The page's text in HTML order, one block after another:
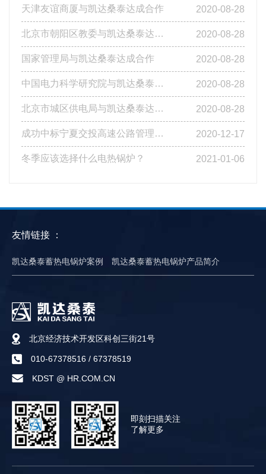
天津友谊商厦与凯达桑泰达成合作 2020-08-28
北京市朝阳区教委与凯达桑泰达成合作 2020-08-28
国家管理局与凯达桑泰达成合作 2020-08-28
中国电力科学研究院与凯达桑泰达成合作 2020-08-28
北京市城区供电局与凯达桑泰达成合作 2020-08-28
成功中标宁夏交投高速公路管理有限公司基层站点燃煤改造工程第四标段 2020-12-17
冬季应该选择什么电热锅炉？ 2021-01-06
友情链接 ：
凯达桑泰蓄热电锅炉案例 凯达桑泰蓄热电锅炉产品简介
北京经济技术开发区科创三街21号
010-67378516 / 67378519
KDST @ HR.COM.CN
即刻扫描关注
了解更多